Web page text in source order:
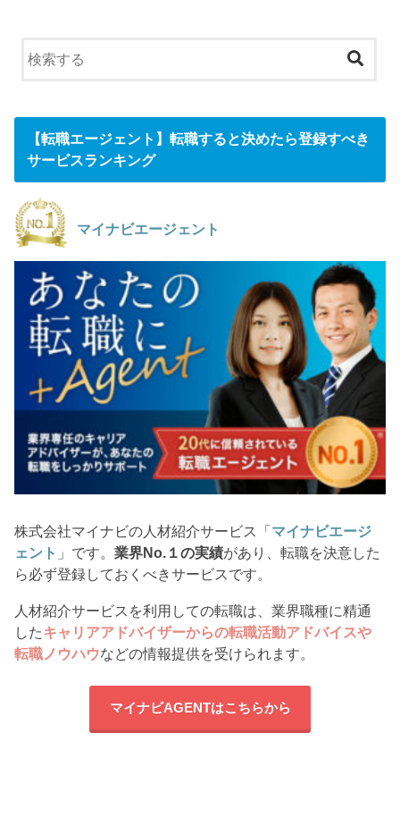
【転職エージェント】転職すると決めたら登録すべき
サービスランキング
マイナビエージェント
株式会社マイナビの人材紹介サービス「マイナビエージ
ェント 」です。業界No.１の実績があり、転職を決意した
ら必ず登録しておくべきサービスです。
人材紹介サービスを利用しての転職は、業界職種に精通
したキャリアアドバイザーからの転職活動アドバイスや
転職ノウハウなどの情報提供を受けられます。
マイナビAGENTはこちらから